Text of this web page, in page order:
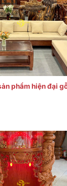
phẩm hiện đại